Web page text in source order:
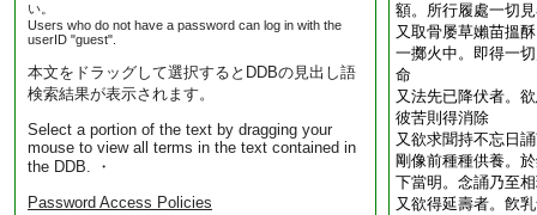
い。
Users who do not have a password can log in with the
userID "guest".
本文をドラッグして選択するとDDBの見出し語
検索結果が表示されます。
Select a portion of the text by dragging your
mouse to view all terms in the text contained in
the DDB. ・
Password Access Policies
額。所行履處一切
又取骨屡草嬾苗搵
一擲火中。即得一
命
又法先已降伏者。
彼苦則得消除
又欲求聞持不忘日
剛像前種種供養。
下當明。念誦乃至
又欲得延壽者。飮